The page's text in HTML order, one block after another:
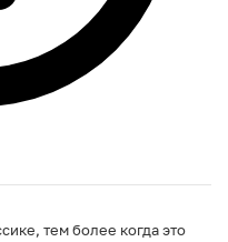
тем более когда это